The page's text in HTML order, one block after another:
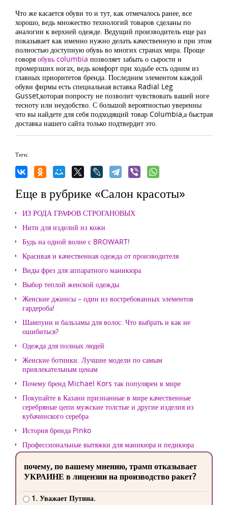
Что же касается обуви то и тут, как отмечалось ранее, все
хорошо, ведь множество технологий товаров сделаны по
аналогии к верхней одежде. Ведущий производитель еще раз
показывает как именно нужно делать качественную и при этом
полностью доступную обувь во многих странах мира. Проще
говоря обувь columbia позволяет забыть о сырости и
промерзших ногах, ведь комфорт при ходьбе есть одним из
главных приоритетов бренда. Последним элементом каждой
обуви фирмы есть специальная вставка Radial Leg
Gusset,которая попросту не позволит чувствовать вашей ноге
тесноту или неудобство. С большой вероятностью уверенны
что вы найдете для себя подходящий товар Columbia,а быстрая
доставка нашего сайта только подтвердит это.
Теги:
Еще в рубрике «Салон красоты»
ИЗ РОДА ГРАФОВ СТРОГАНОВЫХ
Нити для изделий из кожи
Будь на одной волне с BROWART!
Красивая и качественная одежда от производителя
Виды фрез для аппаратного маникюра
Выбор теплой женской одежды
Женские джинсы – один из востребованных элементов
гардероба!
Шампуни и бальзамы для волос. Что выбрать и как не
ошибиться?
Одежда для полных людей
Женские ботинки. Лучшие модели по самым
привлекательным ценам
Почему бренд Michael Kors так популярен в мире
Покупайте в Казани признанные в мире качественные
серебряные цепи мужские толстые и другие изделия из
кубачинского серебра
История бренда Pinko
Профессиональные вытяжки для маникюра и педикюра
почему, по вашему мнению, трамп отказывает
УКРАИНЕ в лицензии на производство ракет?
1. Уважает Путина.